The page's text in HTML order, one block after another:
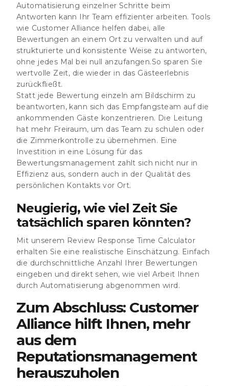
Automatisierung einzelner Schritte beim
Antworten kann Ihr Team effizienter arbeiten. Tools
wie Customer Alliance helfen dabei, alle
Bewertungen an einem Ort zu verwalten und auf
strukturierte und konsistente Weise zu antworten,
ohne jedes Mal bei null anzufangen.So sparen Sie
wertvolle Zeit, die wieder in das Gästeerlebnis
zurückfließt.
Statt jede Bewertung einzeln am Bildschirm zu
beantworten, kann sich das Empfangsteam auf die
ankommenden Gäste konzentrieren. Die Leitung
hat mehr Freiraum, um das Team zu schulen oder
die Zimmerkontrolle zu übernehmen. Eine
Investition in eine Lösung für das
Bewertungsmanagement zahlt sich nicht nur in
Effizienz aus, sondern auch in der Qualität des
persönlichen Kontakts vor Ort.
Neugierig, wie viel Zeit Sie
tatsächlich sparen könnten?
Mit unserem Review Response Time Calculator
erhalten Sie eine realistische Einschätzung. Einfach
die durchschnittliche Anzahl Ihrer Bewertungen
eingeben und direkt sehen, wie viel Arbeit Ihnen
durch Automatisierung abgenommen wird.
Zum Abschluss: Customer
Alliance hilft Ihnen, mehr
aus dem
Reputationsmanagement
herauszuholen